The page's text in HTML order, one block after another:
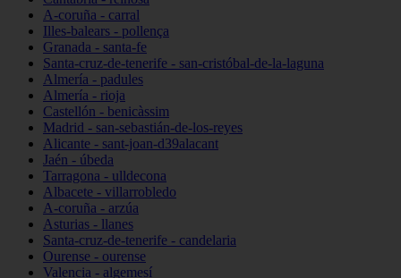
A-coruña - carral
Illes-balears - pollença
Granada - santa-fe
Santa-cruz-de-tenerife - san-cristóbal-de-la-laguna
Almería - padules
Almería - rioja
Castellón - benicàssim
Madrid - san-sebastián-de-los-reyes
Alicante - sant-joan-d39alacant
Jaén - úbeda
Tarragona - ulldecona
Albacete - villarrobledo
A-coruña - arzúa
Asturias - llanes
Santa-cruz-de-tenerife - candelaria
Ourense - ourense
Valencia - algemesí